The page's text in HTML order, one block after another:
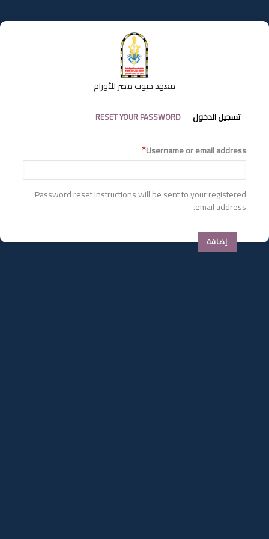
إلى
المحتوى
معهد جنوب مصر للأورام
التبويبات
الأساسية
تسجيل الدخول RESET YOUR PASSWORD
Username or email address
Password reset instructions will be sent to your registered
email address.